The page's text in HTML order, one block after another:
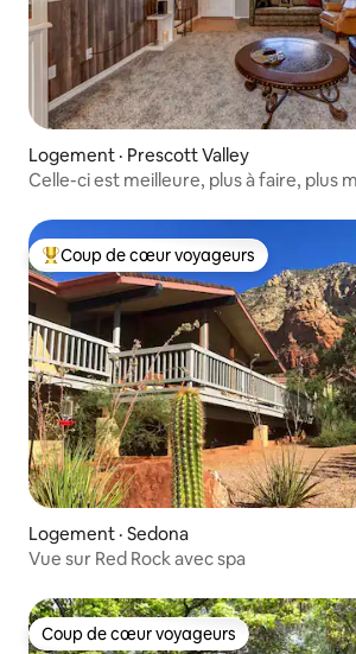
Logement · Prescott Valley
Celle-ci est meilleure, plus à faire, plus
Coup de cœur voyageurs parmi les plus
Coup de cœur voyageurs
Logement · Sedona
Vue sur Red Rock avec spa
Coup de cœur voyageurs
Coup de cœur voyageurs